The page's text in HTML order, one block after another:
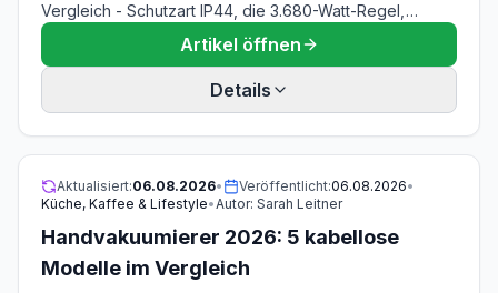
Vergleich - Schutzart IP44, die 3.680-Watt-Regel,
Kabellaenge und FI-Schutzschalter im Garten erklaert.
Artikel öffnen
Details
Aktualisiert:06.08.2026• Veröffentlicht:06.08.2026•
Küche, Kaffee & Lifestyle•Autor: Sarah Leitner
Handvakuumierer 2026: 5 kabellose
Modelle im Vergleich